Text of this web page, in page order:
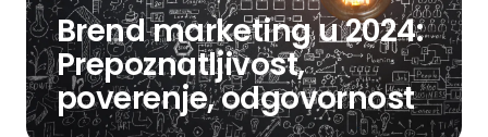
Brend marketing u 2024:
Prepoznatljivost,
poverenje, odgovornost